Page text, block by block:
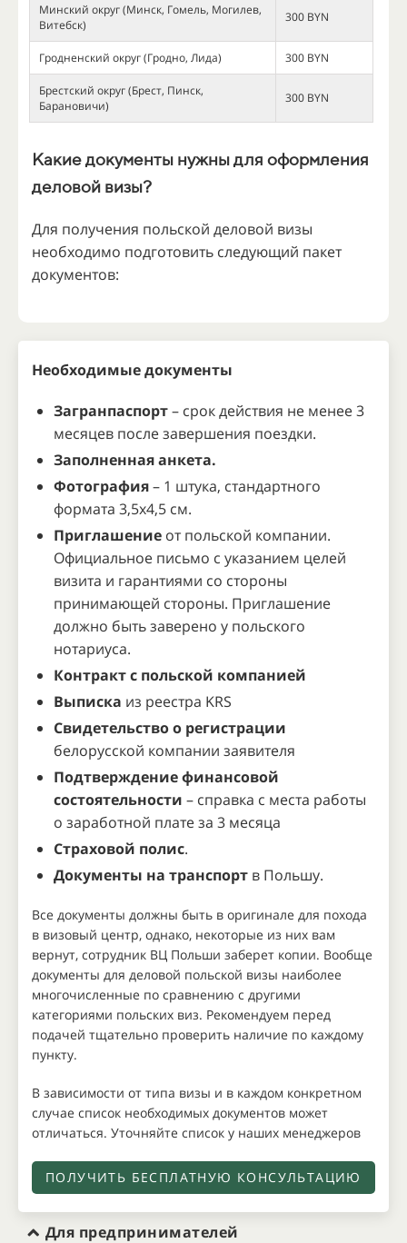
Минский округ (Минск, Гомель, Могилев,
Витебск)
300 BYN
Гродненский округ (Гродно, Лида) 300 BYN
Брестский округ (Брест, Пинск,
Барановичи)
300 BYN
Какие документы нужны для оформления
деловой визы?
Для получения польской деловой визы
необходимо подготовить следующий пакет
документов:
Необходимые документы
Загранпаспорт– срок действия не менее 3
месяцев после завершения поездки.
Заполненная анкета.
Фотография– 1 штука, стандартного
формата 3,5x4,5 см.
Приглашение от польской компании.
Официальное письмо с указанием целей
визита и гарантиями со стороны
принимающей стороны. Приглашение
должно быть заверено у польского
нотариуса.
Контракт с польской компанией
Выписка из реестра KRS
Свидетельство о регистрации
белорусской компании заявителя
Подтверждение финансовой
состоятельности – справка с места работы
о заработной плате за 3 месяца
Страховой полис.
Документы на транспорт в Польшу.
Все документы должны быть в оригинале для похода
в визовый центр, однако, некоторые из них вам
вернут, сотрудник ВЦ Польши заберет копии. Вообще
документы для деловой польской визы наиболее
многочисленные по сравнению с другими
категориями польских виз. Рекомендуем перед
подачей тщательно проверить наличие по каждому
пункту.
В зависимости от типа визы и в каждом конкретном
случае список необходимых документов может
отличаться. Уточняйте список у наших менеджеров
ПОЛУЧИТЬ БЕСПЛАТНУЮ КОНСУЛЬТАЦИЮ
Для предпринимателей